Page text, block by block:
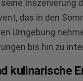
Inszenierung
das in den
Umgebung
bis hin zu
kulinarische